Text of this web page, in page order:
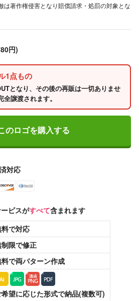
は著作権侵害となり賠償請求・処罰の対象とな
円)
1点もの
となり、その後の再販は一切ありませ
譲渡されます。
のロゴを購入する
対応
ビスがすべて含まれます
で対応
限で修正
で両パターン作成
希望に応じた形式で納品(複数可)